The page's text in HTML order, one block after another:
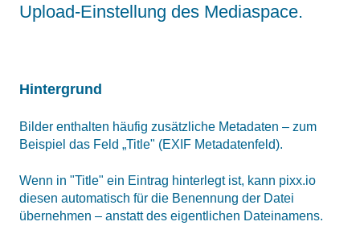
Upload-Einstellung des Mediaspace.
Hintergrund
Bilder enthalten häufig zusätzliche Metadaten – zum
Beispiel das Feld „Title" (EXIF Metadatenfeld).
Wenn in "Title" ein Eintrag hinterlegt ist, kann pixx.io
diesen automatisch für die Benennung der Datei
übernehmen – anstatt des eigentlichen Dateinamens.